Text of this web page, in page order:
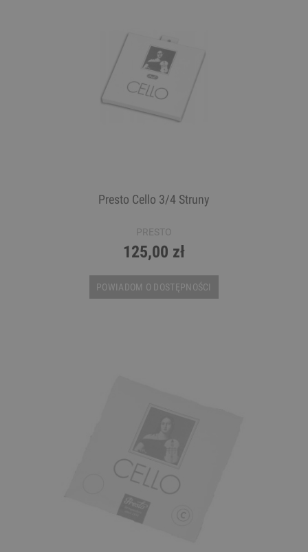
Presto Cello 3/4 Struny
PRESTO
125,00 zł
POWIADOM O DOSTĘPNOŚCI